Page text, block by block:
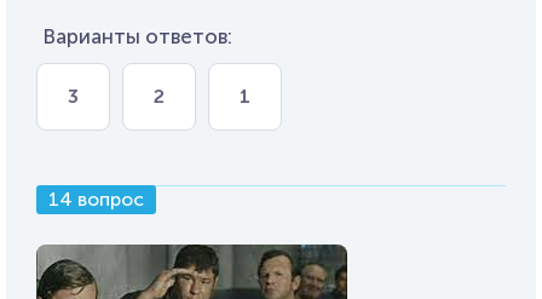
Варианты ответов:
3 2 1
14 вопрос